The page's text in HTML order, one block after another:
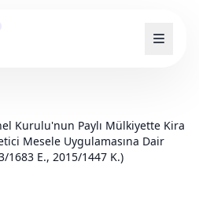
Kurulu'nun Paylı Mülkiyette Kira
Mesele Uygulamasına Dair
1683 E., 2015/1447 K.)